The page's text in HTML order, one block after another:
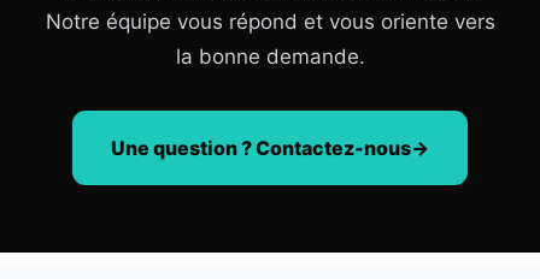
Notre équipe vous répond et vous oriente vers
la bonne demande.
Une question ? Contactez-nous